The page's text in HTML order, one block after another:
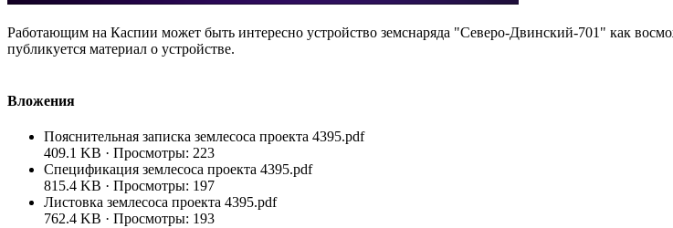
Работающим на Каспии может быть интересно устройство земснаряда "Северо-Двинский-701" как
публикуется материал о устройстве.
Вложения
Пояснительная записка землесоса проекта 4395.pdf
409.1 KB · Просмотры: 223
Спецификация землесоса проекта 4395.pdf
815.4 KB · Просмотры: 197
Листовка землесоса проекта 4395.pdf
762.4 KB · Просмотры: 193